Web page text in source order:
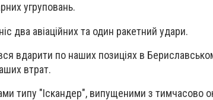
угруповань.
два авіаційних та один ракетний удари.
вдарити по наших позиціях в
втрат.
типу "Іскандер", випущеними з тимчасово